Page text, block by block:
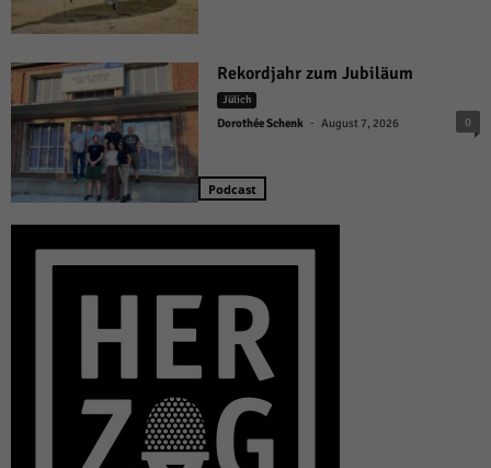
Rekordjahr zum Jubiläum
Jülich
Dorothée Schenk - August 7, 2026 0
Podcast